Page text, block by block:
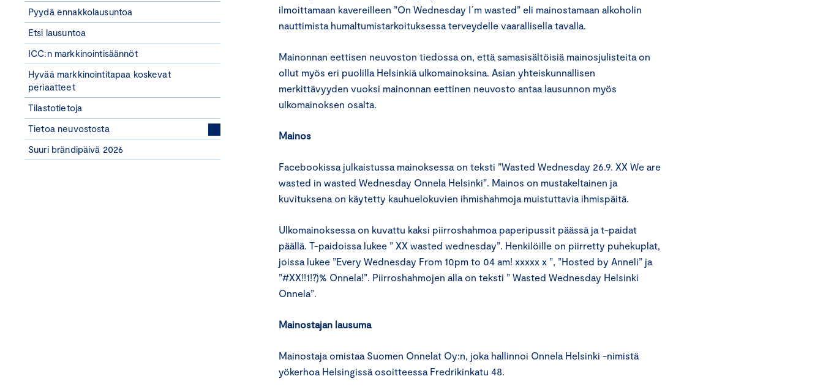
Pyydä ennakkolausuntoa
Etsi lausuntoa
ICC:n markkinointisäännöt
Hyvää markkinointitapaa koskevat
periaatteet
Tilastotietoja
Tietoa neuvostosta
Suuri brändipäivä 2026
ilmoittamaan kavereilleen ”On Wednesday I´m wasted” eli mainostamaan alkoholin
nauttimista humaltumistarkoituksessa terveydelle vaarallisella tavalla.
Mainonnan eettisen neuvoston tiedossa on, että samasisältöisiä mainosjulisteita on
ollut myös eri puolilla Helsinkiä ulkomainoksina. Asian yhteiskunnallisen
merkittävyyden vuoksi mainonnan eettinen neuvosto antaa lausunnon myös
ulkomainoksen osalta.
Mainos
Facebookissa julkaistussa mainoksessa on teksti ”Wasted Wednesday 26.9. XX We are
wasted in wasted Wednesday Onnela Helsinki”. Mainos on mustakeltainen ja
kuvituksena on käytetty kauhuelokuvien ihmishahmoja muistuttavia ihmispäitä.
Ulkomainoksessa on kuvattu kaksi piirroshahmoa paperipussit päässä ja t-paidat
päällä. T-paidoissa lukee ” XX wasted wednesday”. Henkilöille on piirretty puhekuplat,
joissa lukee ”Every Wednesday From 10pm to 04 am! xxxxx x ”, ”Hosted by Anneli” ja
”#XX!!1!?)% Onnela!”. Piirroshahmojen alla on teksti ” Wasted Wednesday Helsinki
Onnela”.
Mainostajan lausuma
Mainostaja omistaa Suomen Onnelat Oy:n, joka hallinnoi Onnela Helsinki -nimistä
yökerhoa Helsingissä osoitteessa Fredrikinkatu 48.